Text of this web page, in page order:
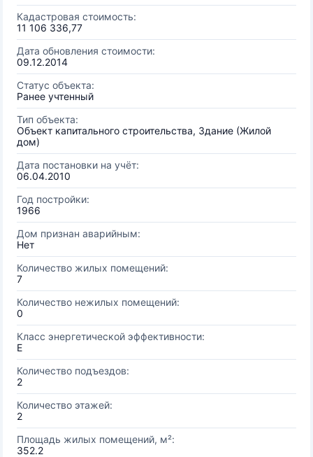
Кадастровая стоимость:
11 106 336,77
Дата обновления стоимости:
09.12.2014
Статус объекта:
Ранее учтенный
Тип объекта:
Объект капитального строительства, Здание (Жилой
дом)
Дата постановки на учёт:
06.04.2010
Год постройки:
1966
Дом признан аварийным:
Нет
Количество жилых помещений:
7
Количество нежилых помещений:
0
Класс энергетической эффективности:
E
Количество подъездов:
2
Количество этажей:
2
Площадь жилых помещений, м²:
352.2